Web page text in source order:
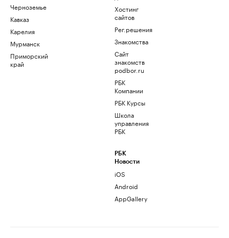
Черноземье
Кавказ
Карелия
Мурманск
Приморский
край
Хостинг
сайтов
Рег.решения
Знакомства
Сайт
знакомств
podbor.ru
РБК
Компании
РБК Курсы
Школа
управления
РБК
РБК
Новости
iOS
Android
AppGallery